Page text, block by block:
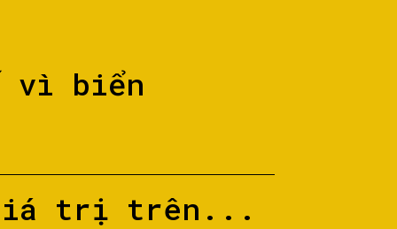
vì biển
giá trị trên...